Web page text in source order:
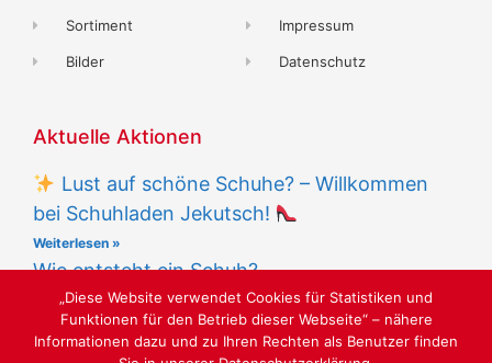
Sortiment
Bilder
Impressum
Datenschutz
Aktuelle Aktionen
Lust auf schöne Schuhe? – Willkommen
bei Schuhladen Jekutsch!
Weiterlesen »
Wie entsteht ein Schuh?
Weiterlesen »
„Diese Website verwendet Cookies für Statistiken und
Funktionen für den Betrieb dieser Webseite“ – nähere
Informationen dazu und zu Ihren Rechten als Benutzer finden